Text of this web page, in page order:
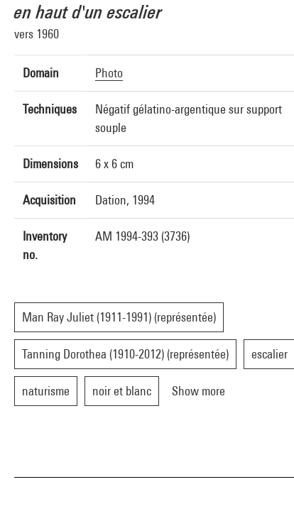
en haut d'un escalier
vers 1960
Domain Photo
Techniques
Négatif gélatino-argentique sur support
souple
Dimensions 6 x 6 cm
Acquisition Dation, 1994
Inventory
no.
AM 1994-393 (3736)
Man Ray Juliet (1911-1991) (représentée)
Tanning Dorothea (1910-2012) (représentée) escalier
naturisme noir et blanc Show more